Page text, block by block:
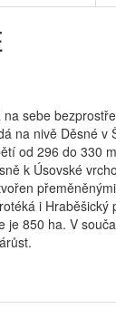
sebe
na nivě Děsné v
od 296 do 330
k Úsovské
i Hraběšický
je 850 ha. V